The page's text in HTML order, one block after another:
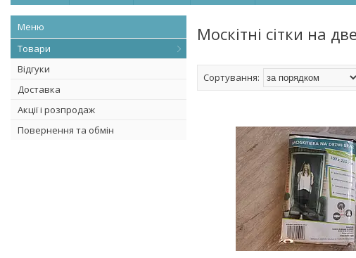
Товари
Відгуки
Доставка
Акції і розпродаж
Повернення та обмін
Москітні сітки на